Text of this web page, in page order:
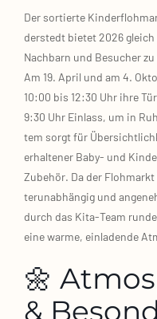
Der sor­tier­te
der­stedt bie­tet 2026
Nach­barn und Besu­cher
Am 19. April und am 4.
10:00 bis 12:30 Uhr ihre
9:30 Uhr Ein­lass, um in
tem sorgt für
erhal­te­ner Baby‑ und
Zube­hör. Da der
ter­un­ab­hän­gig und
durch das Kita‑Team
eine war­me, ein­la­den­de
🌼
&